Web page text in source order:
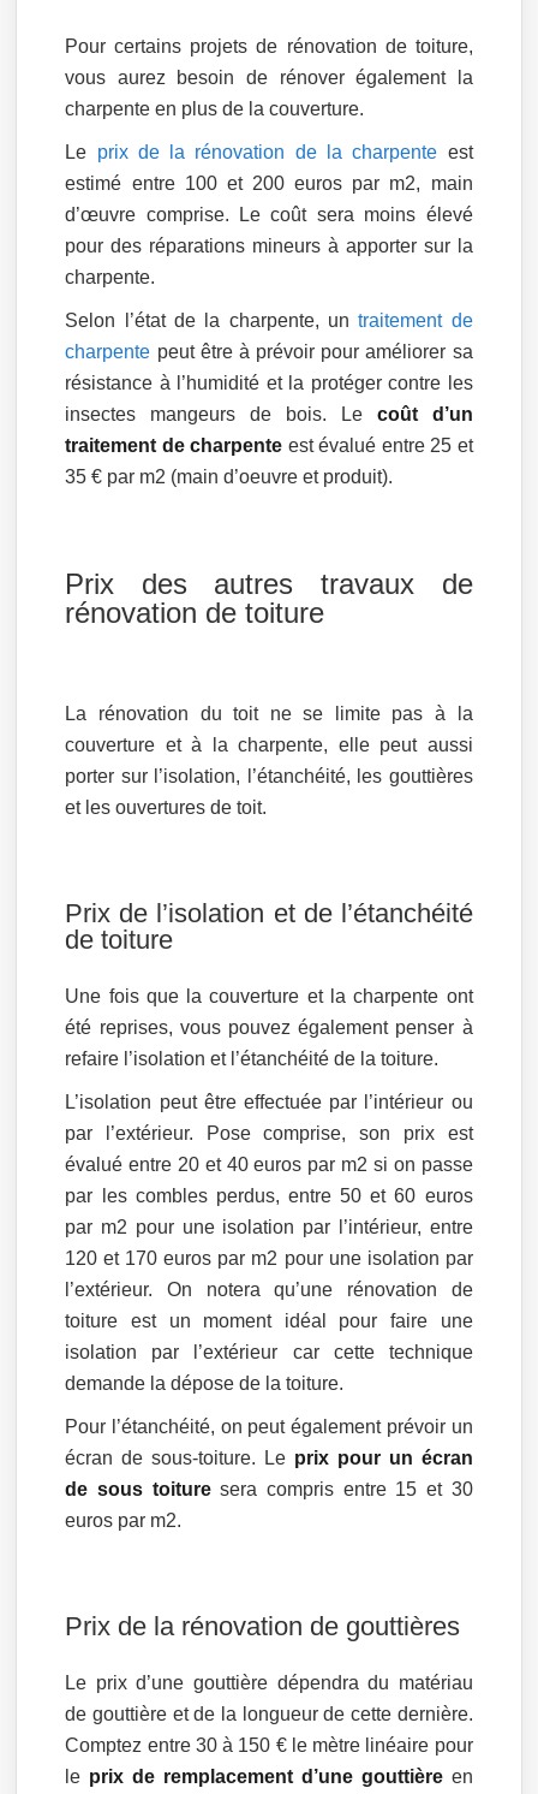
Pour certains projets de rénovation de toiture,
vous aurez besoin de rénover également la
charpente en plus de la couverture.
Le prix de la rénovation de la charpente est
estimé entre 100 et 200 euros par m2, main
d’œuvre comprise. Le coût sera moins élevé
pour des réparations mineurs à apporter sur la
charpente.
Selon l’état de la charpente, untraitement de
charpente peut être à prévoir pour améliorer sa
résistance à l’humidité et la protéger contre les
insectes mangeurs de bois. Le coût d’un
traitement de charpente est évalué entre 25 et
35 € par m2 (main d’oeuvre et produit).
Prix des autres travaux de
rénovation de toiture
La rénovation du toit ne se limite pas à la
couverture et à la charpente, elle peut aussi
porter sur l’isolation, l’étanchéité, les gouttières
et les ouvertures de toit.
Prix de l’isolation et de l’étanchéité
de toiture
Une fois que la couverture et la charpente ont
été reprises, vous pouvez également penser à
refaire l’isolation et l’étanchéité de la toiture.
L’isolation peut être effectuée par l’intérieur ou
par l’extérieur. Pose comprise, son prix est
évalué entre 20 et 40 euros par m2 si on passe
par les combles perdus, entre 50 et 60 euros
par m2 pour une isolation par l’intérieur, entre
120 et 170 euros par m2 pour une isolation par
l’extérieur. On notera qu’une rénovation de
toiture est un moment idéal pour faire une
isolation par l’extérieur car cette technique
demande la dépose de la toiture.
Pour l’étanchéité, on peut également prévoir un
écran de sous-toiture. Le prix pour un écran
de sous toituresera compris entre 15 et 30
euros par m2.
Prix de la rénovation de gouttières
Le prix d’une gouttière dépendra du matériau
de gouttière et de la longueur de cette dernière.
Comptez entre 30 à 150 € le mètre linéaire pour
le prix de remplacement d’une gouttièreen